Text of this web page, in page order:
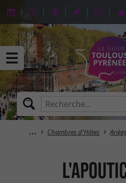
Chambres d'Hôtes